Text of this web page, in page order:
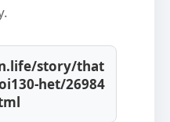
story/that
het/26984